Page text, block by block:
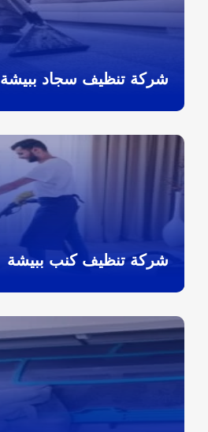
شركة تنظيف سجاد ببيشة
شركة تنظيف كنب ببيشة